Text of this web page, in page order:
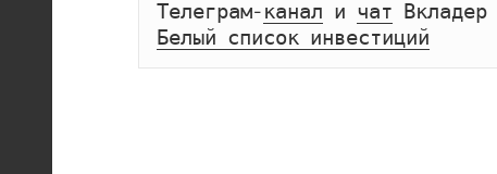
Телеграм- канал и чат
Вкладер
Белый список инвестиций